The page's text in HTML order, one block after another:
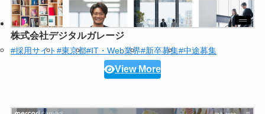
株式会社デジタルガレージ
#採用サイト#東京都#IT・Web業界#新卒募集#中途募集
View More